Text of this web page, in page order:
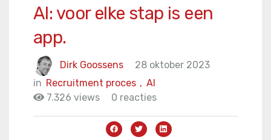
AI: voor elke stap is een
app.
Dirk Goossens
28 oktober 2023
in
AI
Recruitment proces ,
7.326 views
0 reacties